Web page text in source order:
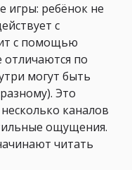
игры: ребёнок не
с
с помощью
по
могут быть
Это
каналов
ощущения.
читать